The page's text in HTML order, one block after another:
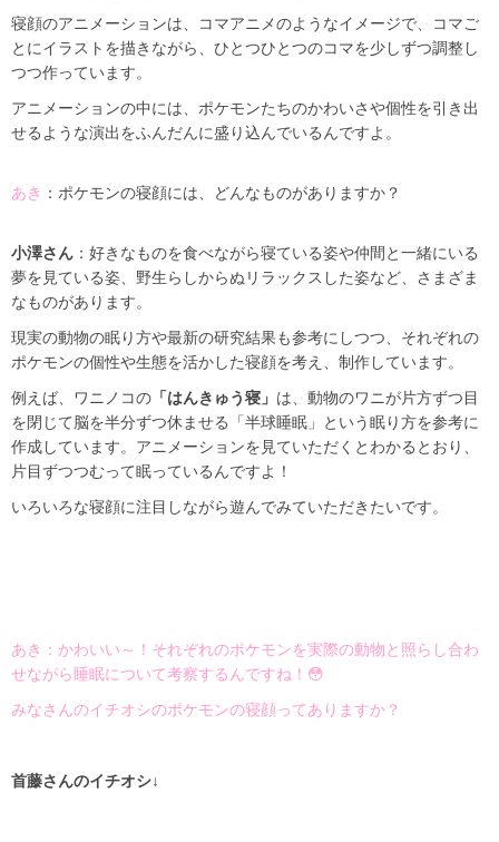
寝顔のアニメーションは、コマアニメのようなイメージで、コマご
とにイラストを描きながら、ひとつひとつのコマを少しずつ調整し
つつ作っています。
アニメーションの中には、ポケモンたちのかわいさや個性を引き出
せるような演出をふんだんに盛り込んでいるんですよ。
あき ：ポケモンの寝顔には、どんなものがありますか？
小澤さん ：好きなものを食べながら寝ている姿や仲間と一緒にいる
夢を見ている姿、野生らしからぬリラックスした姿など、さまざま
なものがあります。
現実の動物の眠り方や最新の研究結果も参考にしつつ、それぞれの
ポケモンの個性や生態を活かした寝顔を考え、制作しています。
例えば、ワニノコの 「はんきゅう寝」 は、動物のワニが片方ずつ目
を閉じて脳を半分ずつ休ませる「半球睡眠」という眠り方を参考に
作成しています。アニメーションを見ていただくとわかるとおり、
片目ずつつむって眠っているんですよ！
いろいろな寝顔に注目しながら遊んでみていただきたいです。
あき：かわいい～！それぞれのポケモンを実際の動物と照らし合わ
せながら睡眠について考察するんですね！😳
みなさんのイチオシのポケモンの寝顔ってありますか？
首藤さんのイチオシ↓